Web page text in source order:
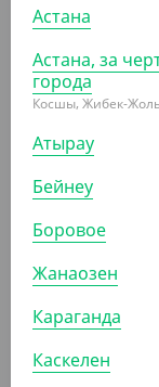
Пакет с V дном,
УП (100) КОР
ПОХОЖИЕ
Астана
Астана, за
города
Косшы, Жибек-
Атырау
Бейнеу
Боровое
Жанаозен
Караганда
Каскелен